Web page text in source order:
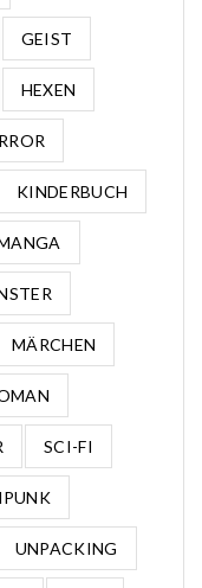
GEIST
HEXEN
KINDERBUCH
MÄRCHEN
SCI-FI
UNPACKING